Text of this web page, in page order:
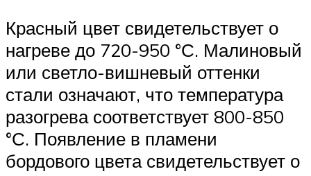
Красный цвет свидетельствует о
нагреве до 720-950 °С. Малиновый
или светло-вишневый оттенки
стали означают, что температура
разогрева соответствует 800-850
°С. Появление в пламени
бордового цвета свидетельствует о